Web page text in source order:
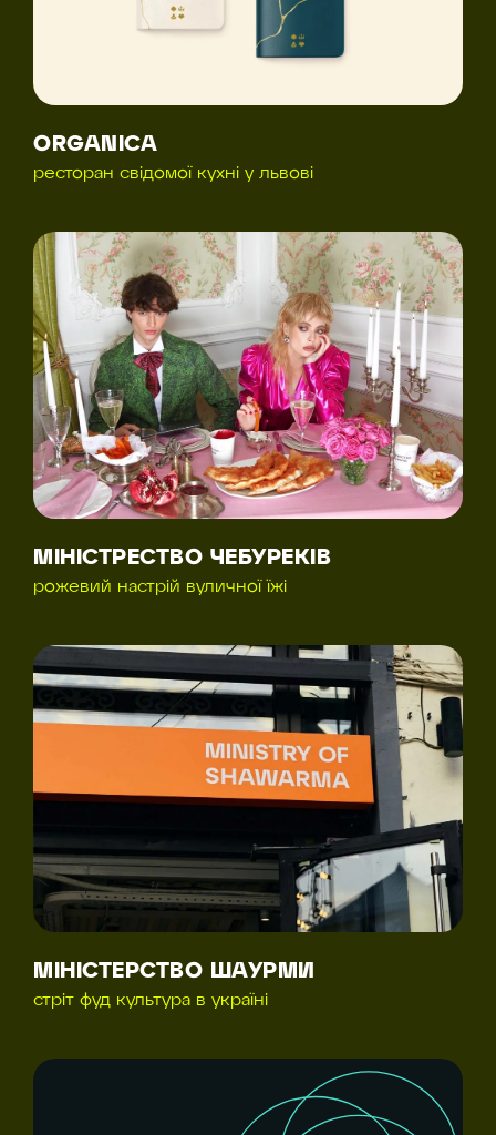
ORGANICA
ресторан свідомої кухні у львові
МІНІСТРЕСТВО ЧЕБУРЕКІВ
рожевий настрій вуличної їжі
МІНІСТЕРСТВО ШАУРМИ
стріт фуд культура в україні